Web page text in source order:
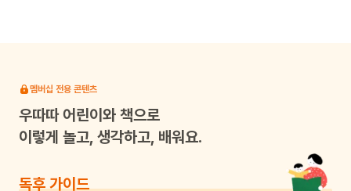
멤버십 전용 콘텐츠
우따따어린이와 책으로
이렇게 놀고, 생각하고, 배워요.
독후 가이드